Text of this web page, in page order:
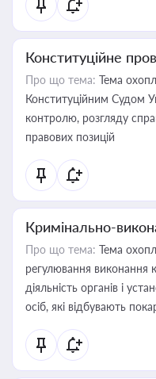
Конституційне
Про що тема: Тема
Конституційним Судом
контролю, розгляду
правових позицій
Кримінально-
Про що тема: Тема
регулювання виконання
діяльність органів і
осіб, які відбувають